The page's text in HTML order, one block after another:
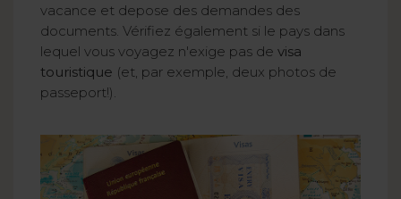
vacance et depose des demandes des
documents. Vérifiez également si le pays dans
lequel vous voyagez n'exige pas de visa
touristique (et, par exemple, deux photos de
passeport!).